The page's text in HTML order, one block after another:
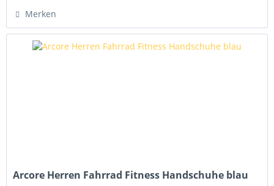
Merken
Arcore Herren Fahrrad Fitness Handschuhe blau